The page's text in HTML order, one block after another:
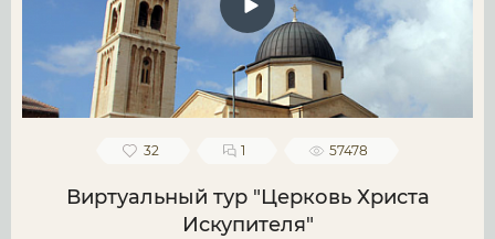
32 1 57478
Виртуальный тур "Церковь Христа
Искупителя"